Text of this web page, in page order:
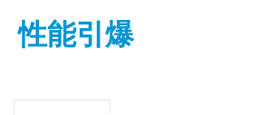
性能引爆